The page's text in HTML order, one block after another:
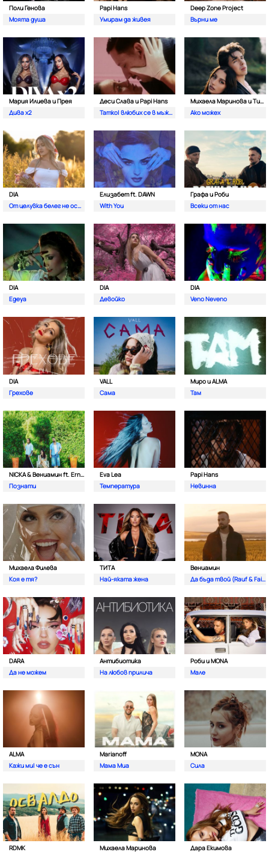
Поли Генова
Моята душа
Papi Hans
Умирам да живея
Deep Zone Project
Върни ме
Мария Илиева и Прея
Дива х2
Деси Слава и Papi Hans
Татко| влюбих се в мъжкар
Михаела Маринова и Тино
Ако можех
DIA
От целувка белег не остава
Елизабет ft. DAWN
With You
Графа и Роби
Всеки от нас
DIA
Egeya
DIA
Девойко
DIA
Veno Neveno
DIA
Грехове
VALL
Сама
Миро и ALMA
Там
NICKA & Вениамин ft. Ernesto Valenzuela
Познати
Eva Lea
Температура
Papi Hans
Невинна
Михаела Филева
Коя е тя?
ТИТА
Най-яката жена
Вениамин
Да бъда твой (Rauf & Faik)
DARA
Да не можем
Антибиотика
На любов прилича
Роби и MONA
Мале
ALMA
Кажи ми| че е сън
Marianoff
Мама Миа
MONA
Сила
RDMK
Михаела Маринова
Дара Екимова